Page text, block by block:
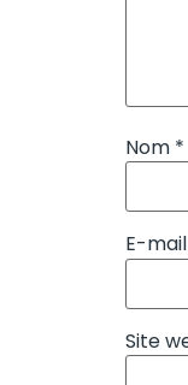
Nom *
E-mail
Site